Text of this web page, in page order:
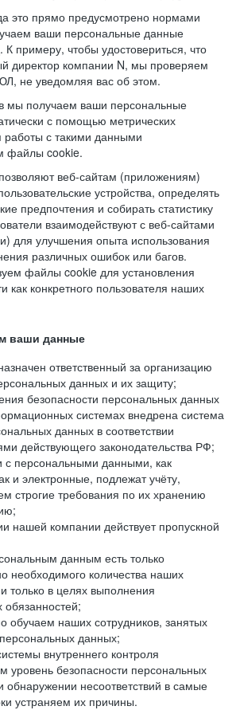
это прямо предусмотрено нормами
ваши персональные данные
К примеру, чтобы удостовериться, что
директор компании N, мы проверяем
не уведомляя вас об этом.
мы получаем ваши персональные
с помощью метрических
с такими данными
файлы cookie.
веб-сайтам (приложениям)
устройства, определять
предпочтения и собирать статистику
взаимодействуют с веб-сайтами
для улучшения опыта использования
различных ошибок или багов.
файлы cookie для установления
как конкретного пользователя наших
ваши данные
ответственный за организацию
данных и их защиту;
безопасности персональных данных
системах внедрена система
данных в соответствии
действующего законодательства РФ;
с персональными данными, как
и электронные, подлежат учёту,
строгие требования по их хранению
нашей компании действует пропускной
данным есть только
необходимого количества наших
только в целях выполнения
обучаем наших сотрудников, занятых
данных;
внутреннего контроля
безопасности персональных
обнаружении несоответствий в самые
устраняем их причины.